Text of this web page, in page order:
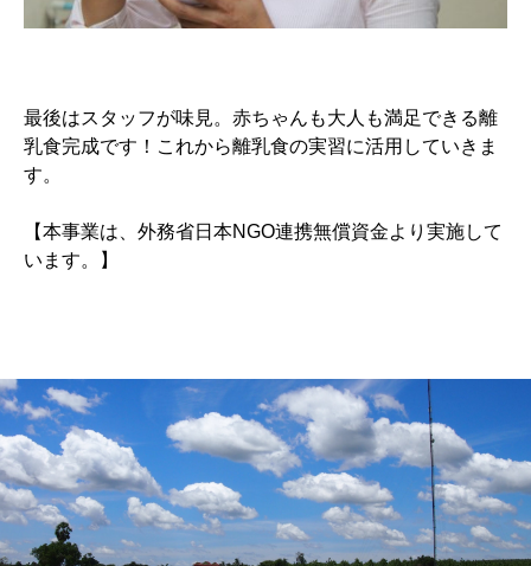
最後はスタッフが味見。赤ちゃんも大人も満足できる離
乳食完成です！これから離乳食の実習に活用していきま
す。
【本事業は、外務省日本NGO連携無償資金より実施して
います。】